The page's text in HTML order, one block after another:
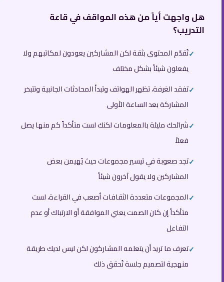
هل واجهت أياً من هذه المواقف في قاعة
التدريب؟
تُقدّم المحتوى بثقة لكن المشاركين يعودون لمكاتبهم ولا
يفعلون شيئاً بشكل مختلف
تفقد الغرفة، تظهر الهواتف وتبدأ المحادثات الجانبية وتتبخر
المشاركة بعد الساعة الأولى
شرائحك مليئة بالمعلومات لكنك لست متأكداً كم منها يصل
فعلاً
تجد صعوبة في تيسير مجموعات حيث يُهيمن بعض
المشاركين ولا يقول آخرون شيئاً
المجموعات متعددة الثقافات أصعب في القراءة، لست
متأكداً إن كان الصمت يعني الموافقة أو الارتباك أو عدم
التفاعل
تعرف ما تريد أن يتعلمه المشاركون لكن ليس لديك طريقة
منهجية لتصميم جلسة تُحقق ذلك